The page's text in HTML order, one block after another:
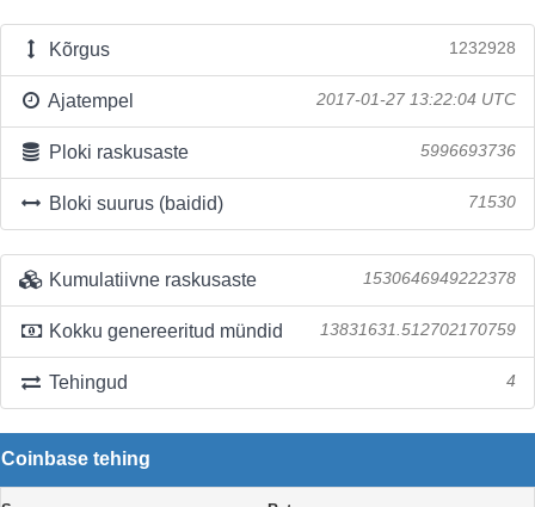
Kõrgus 1232928
Ajatempel 2017-01-27 13:22:04 UTC
Ploki raskusaste 5996693736
Bloki suurus (baidid) 71530
Kumulatiivne raskusaste 1530646949222378
Kokku genereeritud mündid 13831631.512702170759
Tehingud 4
Coinbase tehing